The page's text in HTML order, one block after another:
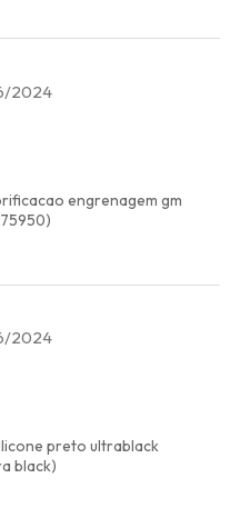
2024
engrenagem gm
2024
preto ultrablack
black)